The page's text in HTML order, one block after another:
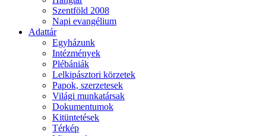
Szentföld 2008
Napi evangélium
Adattár
Egyházunk
Intézmények
Plébániák
Lelkipásztori körzetek
Papok, szerzetesek
Világi munkatársak
Dokumentumok
Kitüntetések
Térkép